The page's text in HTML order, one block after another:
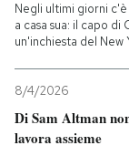
Internet
Scienza
Economia
Sport
Negli ultimi giorni
a casa sua: il capo di
un'inchiesta del New
8/4/2026
Di Sam Altman
lavora assieme